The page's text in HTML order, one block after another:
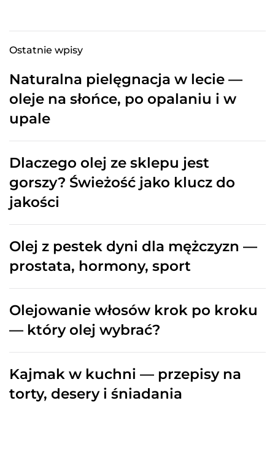
Ostatnie wpisy
Naturalna pielęgnacja w lecie —
oleje na słońce, po opalaniu i w
upale
Dlaczego olej ze sklepu jest
gorszy? Świeżość jako klucz do
jakości
Olej z pestek dyni dla mężczyzn —
prostata, hormony, sport
Olejowanie włosów krok po kroku
— który olej wybrać?
Kajmak w kuchni — przepisy na
torty, desery i śniadania